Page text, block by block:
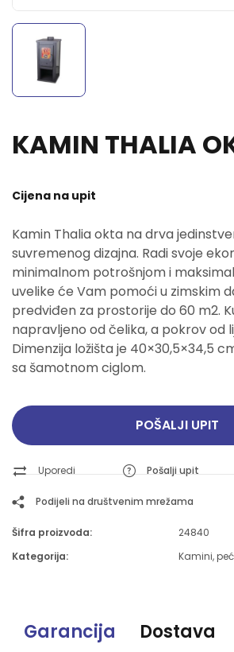
KAMIN THALIA
Cijena na upit
Kamin Thalia okta na drva
suvremenog dizajna. Radi svoje
minimalnom potrošnjom i
uvelike će Vam pomoći u zimskim
predviđen za prostorije do 60 m2.
napravljeno od čelika, a pokrov od
Dimenzija ložišta je 40×30,5×34,5
sa šamotnom ciglom.
POŠALJI UPIT
Uporedi Pošalji upit
Podijeli na društvenim mrežama
Šifra proizvoda:
24840
Kategorija:
Kamini,
Garancija Dostava